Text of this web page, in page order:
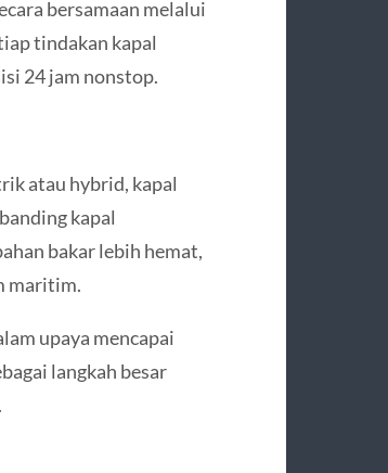
bersamaan melalui
tindakan kapal
24 jam nonstop.
atau hybrid, kapal
kapal
bakar lebih hemat,
maritim.
upaya mencapai
langkah besar